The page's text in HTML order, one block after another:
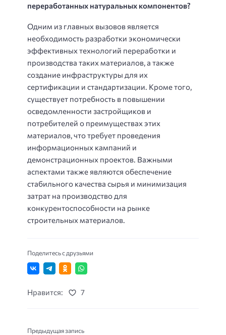
переработанных натуральных компонентов?
Одним из главных вызовов является
необходимость разработки экономически
эффективных технологий переработки и
производства таких материалов, а также
создание инфраструктуры для их
сертификации и стандартизации. Кроме того,
существует потребность в повышении
осведомленности застройщиков и
потребителей о преимуществах этих
материалов, что требует проведения
информационных кампаний и
демонстрационных проектов. Важными
аспектами также являются обеспечение
стабильного качества сырья и минимизация
затрат на производство для
конкурентоспособности на рынке
строительных материалов.
Поделитесь с друзьями
Нравится: 7
Предыдущая запись